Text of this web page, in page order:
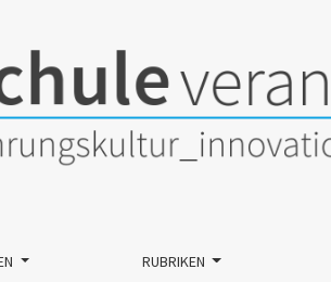
Ergebnisse zur Einschätzung
RUBRIKEN